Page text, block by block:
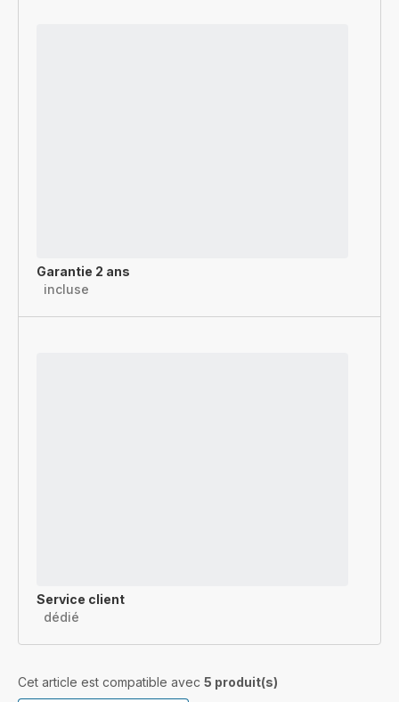
Garantie 2 ans
incluse
Service client
dédié
Cet article est compatible avec 5 produit(s)